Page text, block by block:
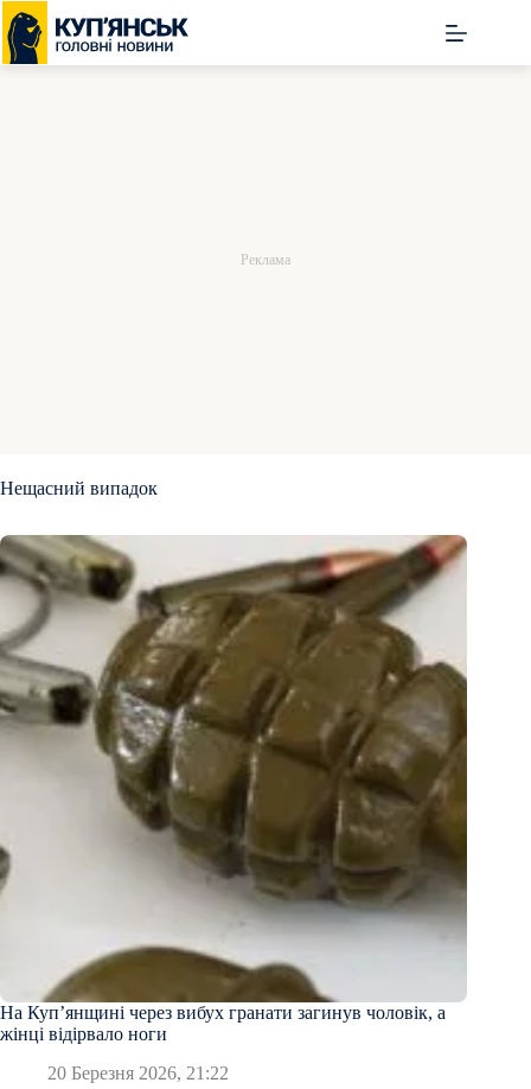
Перейти
до
вмісту
Нещасний випадок
На Куп’янщині через вибух гранати загинув чоловік, а
жінці відірвало ноги
20 Березня 2026, 21:22